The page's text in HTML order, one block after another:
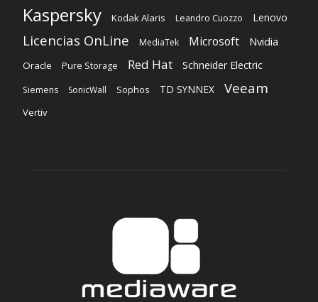
Kaspersky Kodak Alaris Leandro Cuozzo Lenovo
Licencias OnLine MediaTek Microsoft Nvidia
Oracle Pure Storage Red Hat Schneider Electric
Siemens SonicWall Sophos TD SYNNEX Veeam
Vertiv